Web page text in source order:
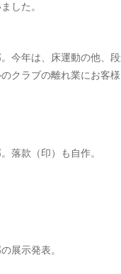
した。
今年は、床運動の他、
のクラブの離れ業にお客
落款（印）も自作。
展示発表。